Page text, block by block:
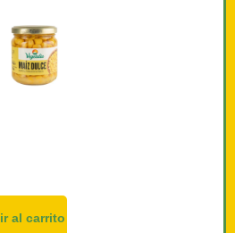
al carrito